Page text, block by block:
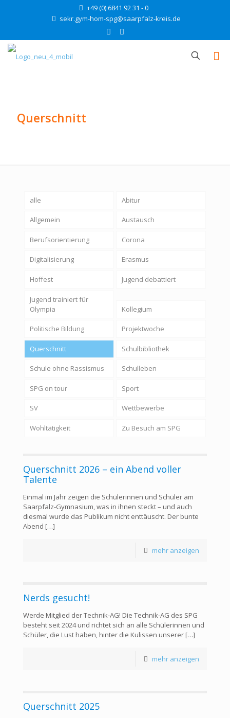
+49 (0) 6841 92 31 - 0
sekr.gym-hom-spg@saarpfalz-kreis.de
Querschnitt
alle Abitur
Allgemein Austausch
Berufsorientierung Corona
Digitalisierung Erasmus
Hoffest Jugend debattiert
Jugend trainiert für
Olympia
Kollegium
Politische Bildung Projektwoche
Querschnitt Schulbibliothek
Schule ohne Rassismus Schulleben
SPG on tour Sport
SV Wettbewerbe
Wohltätigkeit Zu Besuch am SPG
Querschnitt 2026 – ein Abend voller
Talente
Einmal im Jahr zeigen die Schülerinnen und Schüler am
Saarpfalz-Gymnasium, was in ihnen steckt – und auch
diesmal wurde das Publikum nicht enttäuscht. Der bunte
Abend […]
mehr anzeigen
Nerds gesucht!
Werde Mitglied der Technik-AG! Die Technik-AG des SPG
besteht seit 2024 und richtet sich an alle Schülerinnen und
Schüler, die Lust haben, hinter die Kulissen unserer […]
mehr anzeigen
Querschnitt 2025